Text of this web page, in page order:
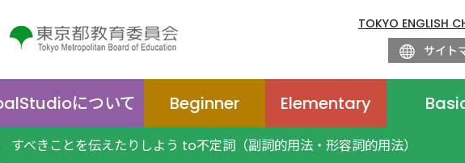
TOKYO ENGLISH
サイト
Studioについて Beginner Elementary
すべきことを伝えたりしよう to不定詞（副詞的用法・形容詞的用法）